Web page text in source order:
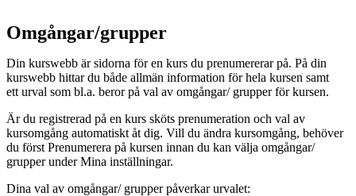
Omgångar/grupper
Din kurswebb är sidorna för en kurs du prenumererar på. På din
kurswebb hittar du både allmän information för hela kursen samt
ett urval som bl.a. beror på val av omgångar/ grupper för kursen.
Är du registrerad på en kurs sköts prenumeration och val av
kursomgång automatiskt åt dig. Vill du ändra kursomgång, behöver
du först Prenumerera på kursen innan du kan välja omgångar/
grupper under Mina inställningar.
Dina val av omgångar/ grupper påverkar urvalet: